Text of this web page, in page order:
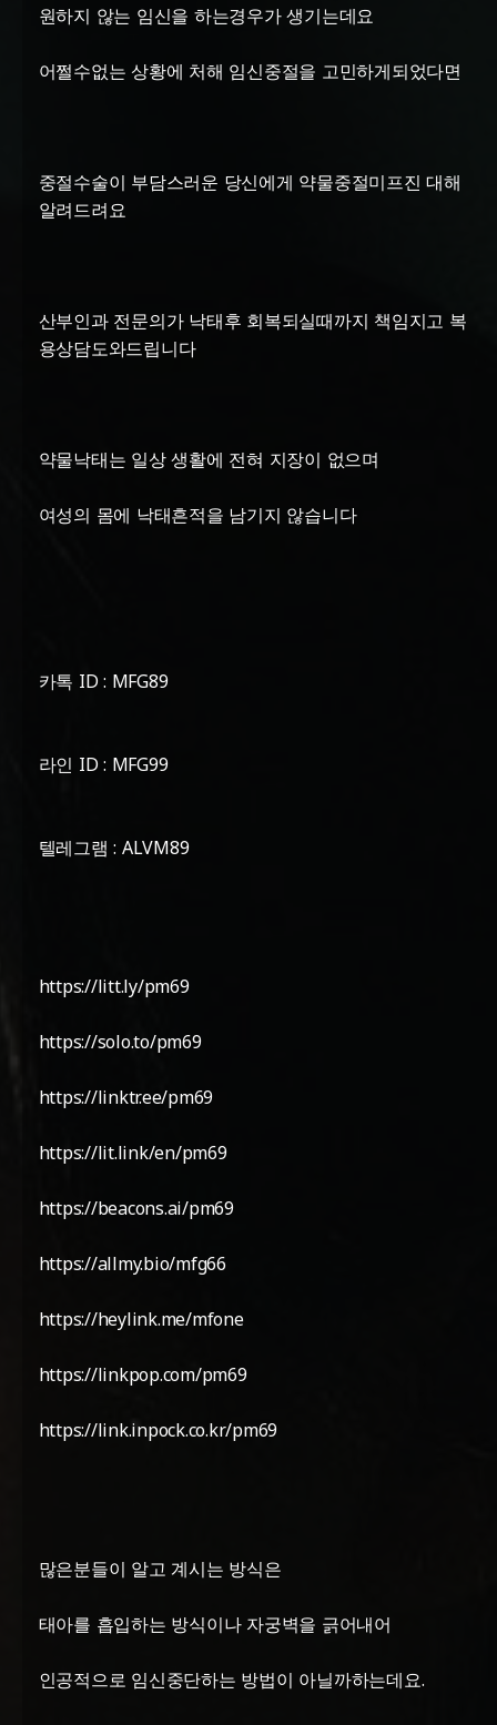
원하지 않는 임신을 하는경우가 생기는데요
어쩔수없는 상황에 처해 임신중절을 고민하게되었다면
중절수술이 부담스러운 당신에게 약물중절미프진 대해
알려드려요
산부인과 전문의가 낙태후 회복되실때까지 책임지고 복
용상담도와드립니다
약물낙태는 일상 생활에 전혀 지장이 없으며
여성의 몸에 낙태흔적을 남기지 않습니다
카톡 ID : MFG89
라인 ID : MFG99
텔레그램 : ALVM89
https://litt.ly/pm69
https://solo.to/pm69
https://linktr.ee/pm69
https://lit.link/en/pm69
https://beacons.ai/pm69
https://allmy.bio/mfg66
https://heylink.me/mfone
https://linkpop.com/pm69
https://link.inpock.co.kr/pm69
많은분들이 알고 계시는 방식은
태아를 흡입하는 방식이나 자궁벽을 긁어내어
인공적으로 임신중단하는 방법이 아닐까하는데요.